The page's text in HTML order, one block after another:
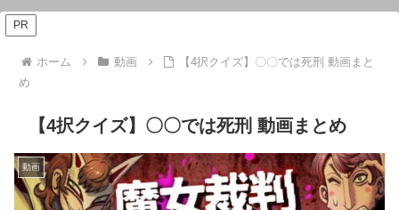
PR
ホーム 動画
【4択クイズ】〇〇では死刑 動画まと
め
【4択クイズ】〇〇では死刑 動画まとめ
動画